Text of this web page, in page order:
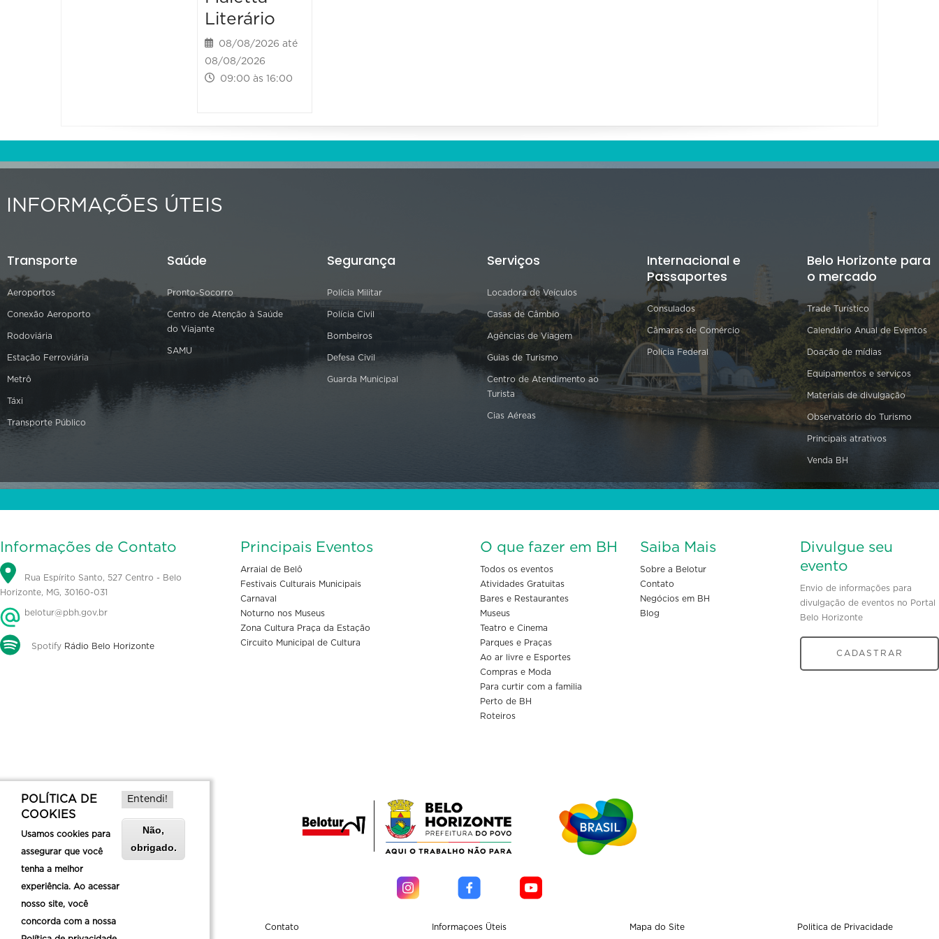
Literário
08/08/2026 até
08/08/2026
09:00 às 16:00
INFORMAÇÕES ÚTEIS
Transporte
Aeroportos
Conexão Aeroporto
Rodoviária
Estação Ferroviária
Metrô
Táxi
Transporte Público
Saúde
Pronto-Socorro
Centro de Atenção à Saúde
do Viajante
SAMU
Segurança
Polícia Militar
Polícia Civil
Bombeiros
Defesa Civil
Guarda Municipal
Serviços
Locadora de Veículos
Casas de Câmbio
Agências de Viagem
Guias de Turismo
Centro de Atendimento ao
Turista
Cias Aéreas
Internacional e
Passaportes
Consulados
Câmaras de Comércio
Polícia Federal
Belo Horizonte para
o mercado
Trade Turístico
Calendário Anual de Eventos
Doação de mídias
Equipamentos e serviços
Materiais de divulgação
Observatório do Turismo
Principais atrativos
Venda BH
Informações de Contato
Rua Espírito Santo, 527 Centro - Belo
Horizonte, MG, 30160-031
belotur@pbh.gov.br
Spotify Rádio Belo Horizonte
Principais Eventos
Arraial de Belô
Festivais Culturais Municipais
Carnaval
Noturno nos Museus
Zona Cultura Praça da Estação
Circuito Municipal de Cultura
O que fazer em BH
Todos os eventos
Atividades Gratuitas
Bares e Restaurantes
Museus
Teatro e Cinema
Parques e Praças
Ao ar livre e Esportes
Compras e Moda
Para curtir com a familia
Perto de BH
Roteiros
Saiba Mais
Sobre a Belotur
Contato
Negócios em BH
Blog
Divulgue seu
evento
Envio de informações para
divulgação de eventos no Portal
Belo Horizonte
CADASTRAR
Sobre a Belotur Contato Informaçoes Üteis Mapa do Site Politica de Privacidade
POLÍTICA DE
COOKIES
Usamos cookies para
assegurar que você
tenha a melhor
experiência. Ao acessar
nosso site, você
concorda com a nossa
Entendi!
Não,
obrigado.